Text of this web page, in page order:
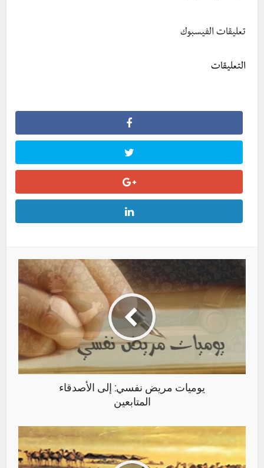
تعليقات الفيسبوك
التعليقات
يوميات مريض نفسي: إلى الأصدقاء
المتابعين